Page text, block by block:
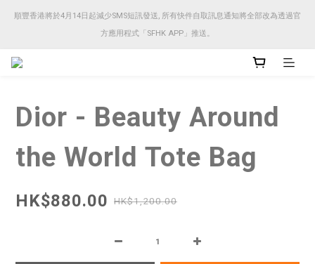
順豐香港將於4月14日起減少SMS短訊發送, 所有快件自取訊息通知將全部改為透過官
方應用程式「SFHK APP」推送。
順豐香港將於4月14日起減少SMS短訊發送, 所有快件自取訊息通知將全部改為透過官
方應用程式「SFHK APP」推送。
順豐香港將於4月14日起減少SMS短訊發送, 所有快件自取訊息通知將全部改為透過官
方應用程式「SFHK APP」推送。
Dior - Beauty Around
the World Tote Bag
HK$880.00 HK$1,200.00